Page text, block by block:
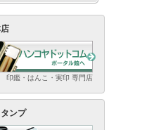
印鑑・はんこ・実印 専門店
ンプ